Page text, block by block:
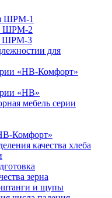
ШРМ-1
ШРМ-2
ШРМ-3
для
«НВ-Комфорт»
«НВ»
мебель серии
Комфорт»
качества хлеба
зерна
и щупы